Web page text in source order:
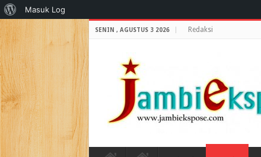
SENIN , AGUSTUS 3 2026 Redaksi
Tentang
WordPress
Masuk Log